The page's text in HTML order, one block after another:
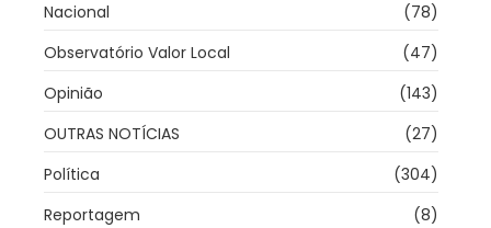
Nacional
(78)
Observatório Valor Local
(47)
Opinião
(143)
OUTRAS NOTÍCIAS
(27)
Política
(304)
Reportagem
(8)